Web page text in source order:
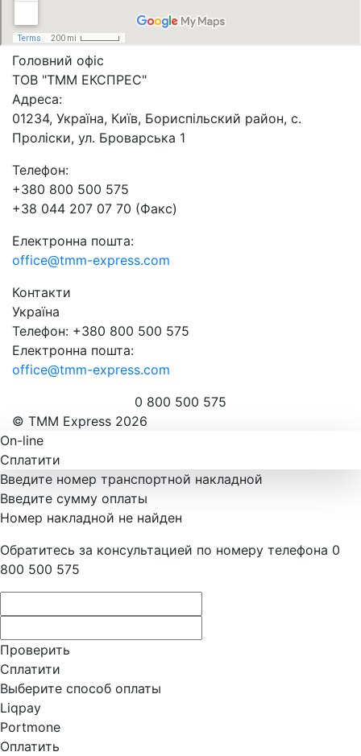
Головний офіс
ТОВ "ТММ ЕКСПРЕС"
Адреса:
01234, Україна, Київ, Бориспільский район, с.
Проліски, ул. Броварська 1
Телефон:
+380 800 500 575
+38 044 207 07 70 (Факс)
Електронна пошта:
office@tmm-express.com
Контакти
Україна
Телефон: +380 800 500 575
Електронна пошта:
office@tmm-express.com
0 800 500 575
© ТММ Express 2026
On-line
Сплатити
Введите номер транспортной накладной
Введите сумму оплаты
Номер накладной не найден
Обратитесь за консультацией по номеру телефона 0
800 500 575
Проверить
Сплатити
Выберите способ оплаты
Liqpay
Portmone
Оплатить